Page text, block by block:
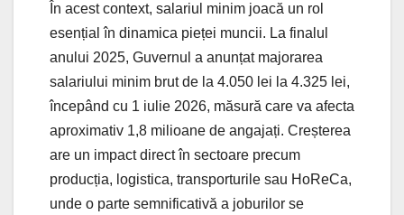
În acest context, salariul minim joacă un rol
esențial în dinamica pieței muncii. La finalul
anului 2025, Guvernul a anunțat majorarea
salariului minim brut de la 4.050 lei la 4.325 lei,
începând cu 1 iulie 2026, măsură care va afecta
aproximativ 1,8 milioane de angajați. Creșterea
are un impact direct în sectoare precum
producția, logistica, transporturile sau HoReCa,
unde o parte semnificativă a joburilor se